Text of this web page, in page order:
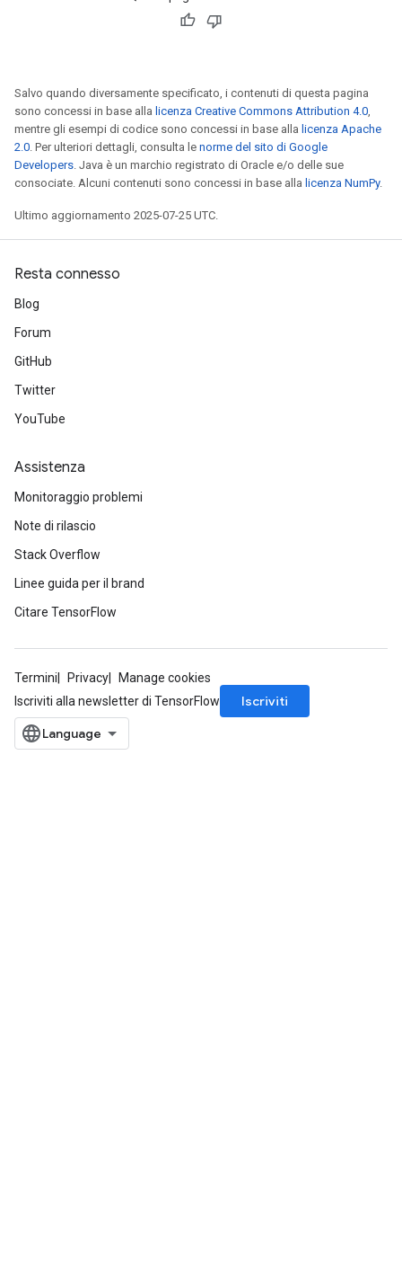
Salvo quando diversamente specificato, i contenuti di questa pagina
sono concessi in base alla licenza Creative Commons Attribution 4.0,
mentre gli esempi di codice sono concessi in base alla licenza Apache
2.0. Per ulteriori dettagli, consulta le norme del sito di Google
Developers. Java è un marchio registrato di Oracle e/o delle sue
consociate. Alcuni contenuti sono concessi in base alla licenza NumPy.
Ultimo aggiornamento 2025-07-25 UTC.
Resta connesso
Blog
Forum
GitHub
Twitter
YouTube
Assistenza
Monitoraggio problemi
Note di rilascio
Stack Overflow
Linee guida per il brand
Citare TensorFlow
Termini Privacy
Manage cookies
Iscriviti alla newsletter di TensorFlow
Iscriviti